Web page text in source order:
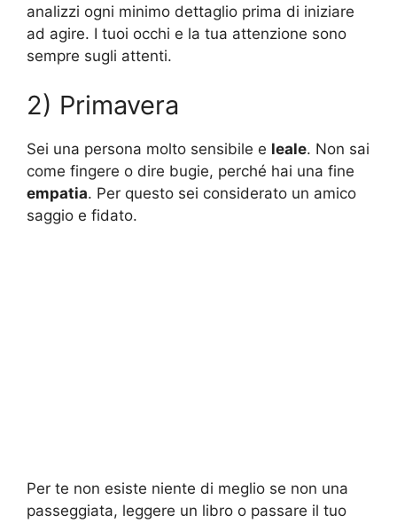
analizzi ogni minimo dettaglio prima di iniziare
ad agire. I tuoi occhi e la tua attenzione sono
sempre sugli attenti.
2) Primavera
Sei una persona molto sensibile e leale. Non sai
come fingere o dire bugie, perché hai una fine
empatia. Per questo sei considerato un amico
saggio e fidato.
Per te non esiste niente di meglio se non una
passeggiata, leggere un libro o passare il tuo